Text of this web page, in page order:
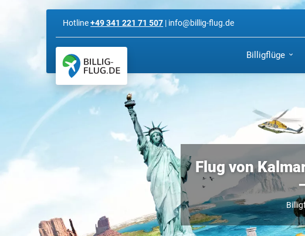
Hotline+49 341 221 71 507 | info@billig-flug.de
Billigflüge
Flug von